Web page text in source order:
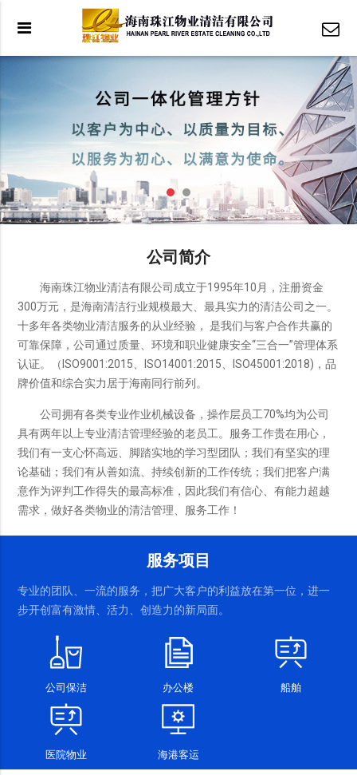
公司简介
海南珠江物业清洁有限公司成立于1995年10月，注册资金
300万元，是海南清洁行业规模最大、最具实力的清洁公司之一。
十多年各类物业清洁服务的从业经验， 是我们与客户合作共赢的
可靠保障，公司通过质量、环境和职业健康安全“三合一”管理体系
认证。（ISO9001:2015、ISO14001:2015、ISO45001:2018)，品
牌价值和综合实力居于海南同行前列。
公司拥有各类专业作业机械设备，操作层员工70%均为公司
具有两年以上专业清洁管理经验的老员工。服务工作贵在用心，
我们有一支心怀高远、脚踏实地的学习型团队；我们有坚实的理
论基础；我们有从善如流、持续创新的工作传统；我们把客户满
意作为评判工作得失的最高标准，因此我们有信心、有能力超越
需求，做好各类物业的清洁管理、服务工作！
服务项目
专业的团队、一流的服务，把广大客户的利益放在第一位，进一
步开创富有激情、活力、创造力的新局面。
公司保洁 办公楼 船舶
医院物业 海港客运